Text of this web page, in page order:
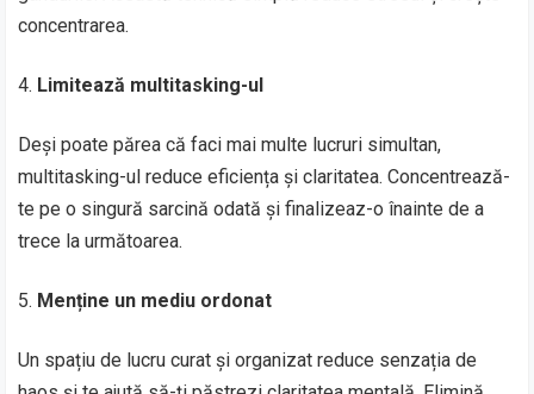
concentrarea.
Limitează multitasking-ul
Deși poate părea că faci mai multe lucruri simultan,
multitasking-ul reduce eficiența și claritatea. Concentrează-
te pe o singură sarcină odată și finalizeaz-o înainte de a
trece la următoarea.
Menține un mediu ordonat
Un spațiu de lucru curat și organizat reduce senzația de